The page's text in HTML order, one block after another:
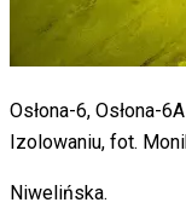
Osłona-6, Osłona-
Izolowaniu, fot.
Niwelińska.